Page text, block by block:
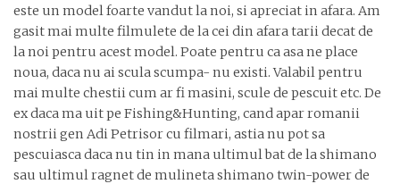
este un model foarte vandut la noi, si apreciat in afara. Am
gasit mai multe filmulete de la cei din afara tarii decat de
la noi pentru acest model. Poate pentru ca asa ne place
noua, daca nu ai scula scumpa- nu existi. Valabil pentru
mai multe chestii cum ar fi masini, scule de pescuit etc. De
ex daca ma uit pe Fishing&Hunting, cand apar romanii
nostrii gen Adi Petrisor cu filmari, astia nu pot sa
pescuiasca daca nu tin in mana ultimul bat de la shimano
sau ultimul ragnet de mulineta shimano twin-power de